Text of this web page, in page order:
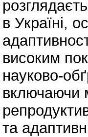
в Україні,
високим
науково-
включаючи
та